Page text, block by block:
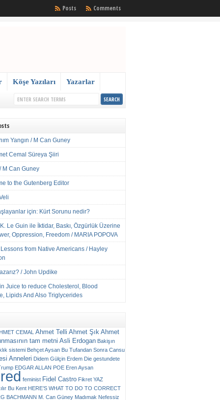
Comments
Posts
Köşe Yazıları Yazarlar
Yangın / M Can Guney
Cemal Süreya Şiiri
M Can Guney
to the Gutenberg Editor
için: Kürt Sorunu nedir?
Le Guin ile İktidar, Baskı, Özgürlük Üzerine
Oppression, Freedom / MARIA POPOVA
from Native Americans / Hayley
/ John Updike
Juice to reduce Cholesterol, Blood
Lipids And Also Triglycerides
CEMAL Ahmet Telli Ahmet Şık Ahmet
tam metni Asli Erdogan Bakişın
sistemi Behçet Aysan Bu Tufandan Sonra Cansu
Anneleri Didem Gülçin Erdem Die gestundete
EDGAR ALLAN POE Eren Aysan
feminist Fidel Castro Fikret YAZ
Bu Kent HERE’S WHAT TO DO TO CORRECT
BACHMANN M. Can Güney Madımak Nefessiz